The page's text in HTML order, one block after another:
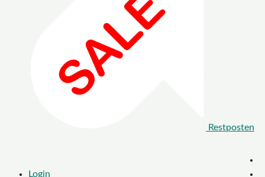
Restposten
Login